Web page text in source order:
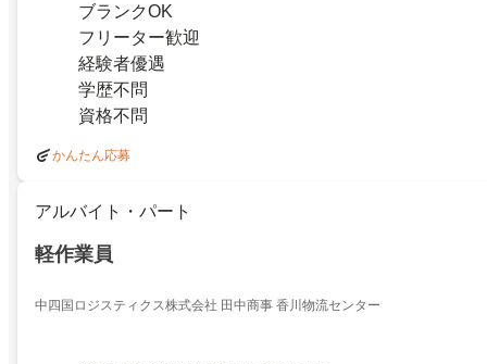
ブランクOK
フリーター歓迎
経験者優遇
学歴不問
資格不問
かんたん応募
アルバイト・パート
軽作業員
中四国ロジスティクス株式会社 田中商事 香川物流センター